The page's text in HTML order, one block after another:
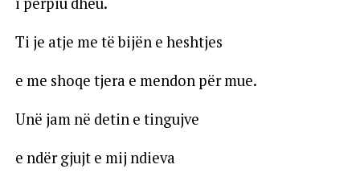
Ti je atje me të bijën e heshtjes
e me shoqe tjera e mendon për mue.
Unë jam në detin e tingujve
e ndër gjujt e mij ndieva